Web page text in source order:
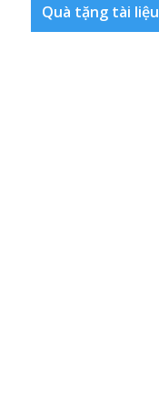
Quà tặng tài liệu